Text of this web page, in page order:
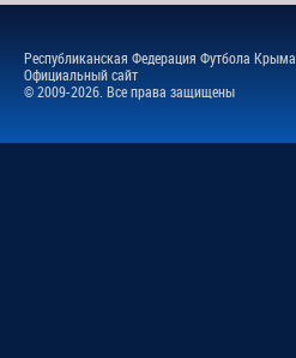
Республиканская Федерация Футбола Крыма
Официальный сайт
© 2009-2026. Все права защищены